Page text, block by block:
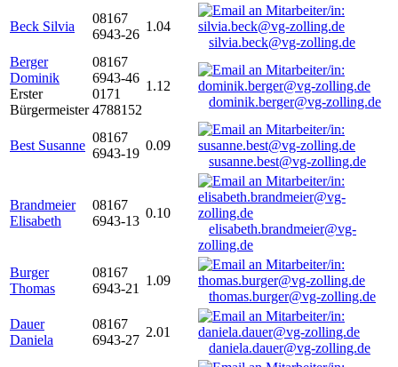
Beck Silvia
08167
6943-26
1.04
silvia.beck@vg-zolling.de
Berger
Dominik
Erster
Bürgermeister
08167
6943-46
0171
4788152
1.12
dominik.berger@vg-zolling.de
Best Susanne
08167
6943-19
0.09
susanne.best@vg-zolling.de
Brandmeier
Elisabeth
08167
6943-13
0.10
elisabeth.brandmeier@vg-
zolling.de
Burger
Thomas
08167
6943-21
1.09
thomas.burger@vg-zolling.de
Dauer
Daniela
08167
6943-27
2.01
daniela.dauer@vg-zolling.de